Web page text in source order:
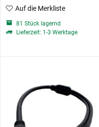
Auf die Merkliste
81 Stück lagernd
Lieferzeit: 1-3 Werktage